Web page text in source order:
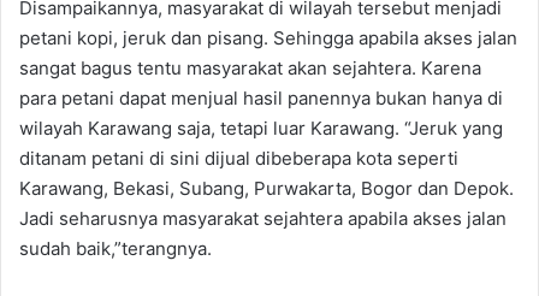
Disampaikannya, masyarakat di wilayah tersebut menjadi
petani kopi, jeruk dan pisang. Sehingga apabila akses jalan
sangat bagus tentu masyarakat akan sejahtera. Karena
para petani dapat menjual hasil panennya bukan hanya di
wilayah Karawang saja, tetapi luar Karawang. “Jeruk yang
ditanam petani di sini dijual dibeberapa kota seperti
Karawang, Bekasi, Subang, Purwakarta, Bogor dan Depok.
Jadi seharusnya masyarakat sejahtera apabila akses jalan
sudah baik,”terangnya.